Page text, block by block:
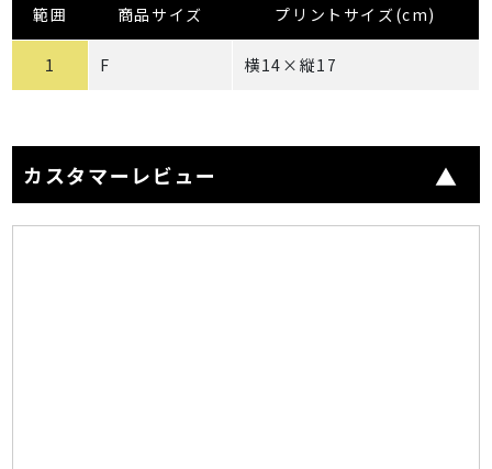
範囲 商品サイズ プリントサイズ(cm)
1 F 横14×縦17
カスタマーレビュー